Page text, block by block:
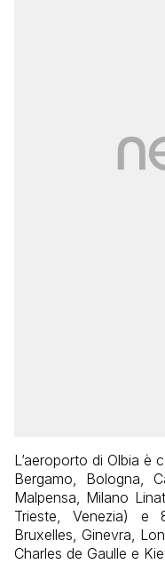
L’aeroporto di Olbia è
Bergamo, Bologna,
Malpensa, Milano
Trieste, Venezia) e
Bruxelles, Ginevra,
Charles de Gaulle e